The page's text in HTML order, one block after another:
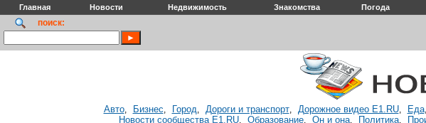
Главная Новости Недвижимость Знакомства Погода
поиск:
Авто, Бизнес, Город, Дороги и транспорт, Дорожное видео E1.RU, Еда
Новости сообщества E1.RU, Образование, Он и она, Политика,